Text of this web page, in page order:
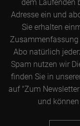
dem Laufenden
Adresse ein und
Sie erhalten
Zusammenfassung
Abo natürlich
Spam nutzen wir
finden Sie in
auf "Zum
und